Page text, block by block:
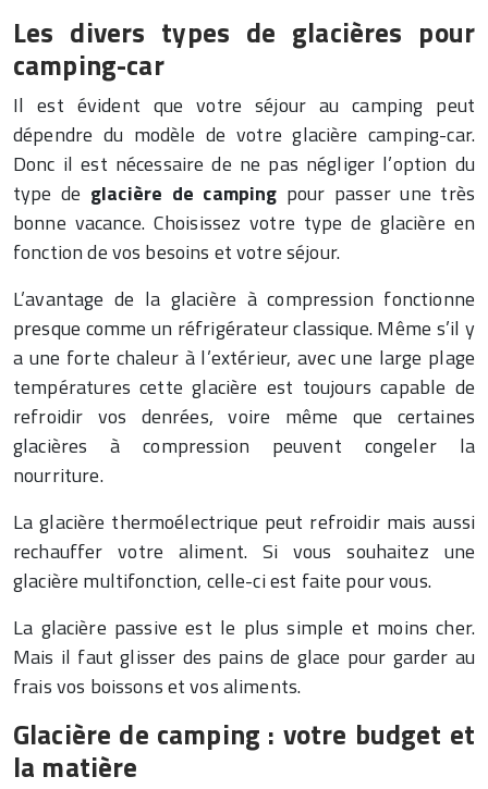
Les divers types de glacières pour
camping-car
Il est évident que votre séjour au camping peut
dépendre du modèle de votre glacière camping-car.
Donc il est nécessaire de ne pas négliger l’option du
type de glacière de camping pour passer une très
bonne vacance. Choisissez votre type de glacière en
fonction de vos besoins et votre séjour.
L’avantage de la glacière à compression fonctionne
presque comme un réfrigérateur classique. Même s’il y
a une forte chaleur à l’extérieur, avec une large plage
températures cette glacière est toujours capable de
refroidir vos denrées, voire même que certaines
glacières à compression peuvent congeler la
nourriture.
La glacière thermoélectrique peut refroidir mais aussi
rechauffer votre aliment. Si vous souhaitez une
glacière multifonction, celle-ci est faite pour vous.
La glacière passive est le plus simple et moins cher.
Mais il faut glisser des pains de glace pour garder au
frais vos boissons et vos aliments.
Glacière de camping : votre budget et
la matière